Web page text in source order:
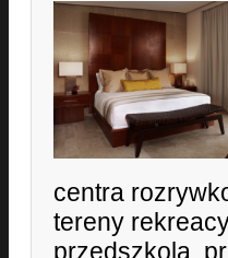
centra
tereny
przedszkola,